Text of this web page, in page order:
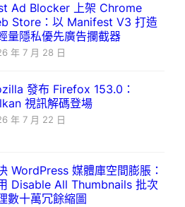
Ad Blocker 上架 Chrome
Store：以 Manifest V3 打造
量隱私優先廣告攔截器
年 7 月 28 日
發布 Firefox 153.0：
視訊解碼登場
年 7 月 22 日
WordPress 媒體庫空間膨脹：
Disable All Thumbnails 批次
數十萬冗餘縮圖